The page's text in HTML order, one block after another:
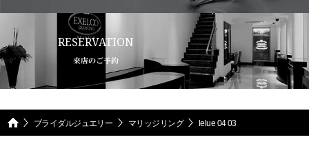
RESERVATION
来店のご予約
ブライダルジュエリー マリッジリング lelue 04 03